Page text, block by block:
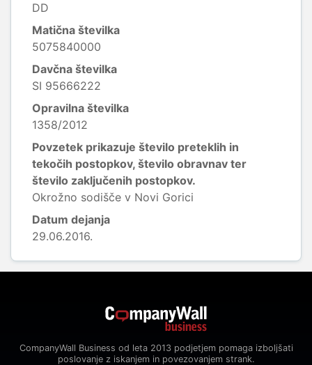
DD
Matična številka
5075840000
Davčna številka
SI 95666222
Opravilna številka
1358/2012
Povzetek prikazuje število preteklih in
tekočih postopkov, število obravnav ter
število zaključenih postopkov.
Okrožno sodišče v Novi Gorici
Datum dejanja
29.06.2016.
CompanyWall Business od leta 2013 podjetjem pomaga izboljšati
poslovanje z iskanjem in povezovanjem strank.